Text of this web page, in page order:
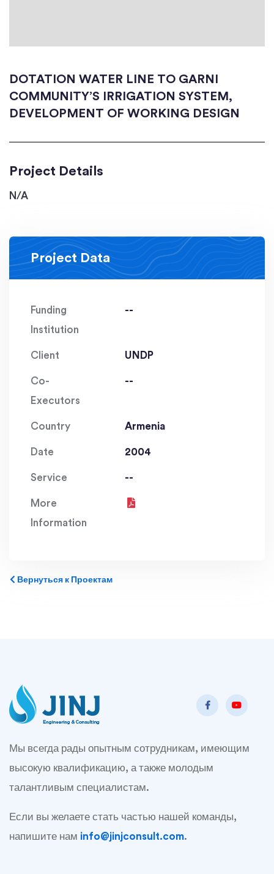
DOTATION WATER LINE TO GARNI
COMMUNITY’S IRRIGATION SYSTEM,
DEVELOPMENT OF WORKING DESIGN
Project Details
N/A
Project Data
Funding
Institution
--
Client UNDP
Co-
Executors
--
Country Armenia
Date 2004
Service --
More
Information
Вернуться к Проектам
Мы всегда рады опытным сотрудникам, имеющим
высокую квалификацию, а также молодым
талантливым специалистам.
Если вы желаете стать частью нашей команды,
напишите нам info@jinjconsult.com.